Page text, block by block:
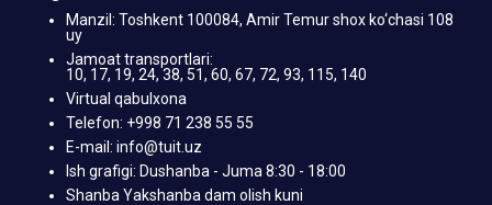
Manzil: Toshkent 100084, Amir Temur shox ko‘chasi 108
uy
Jamoat transportlari:
10, 17, 19, 24, 38, 51, 60, 67, 72, 93, 115, 140
Virtual qabulxona
Telefon: +998 71 238 55 55
E-mail: info@tuit.uz
Ish grafigi: Dushanba - Juma 8:30 - 18:00
Shanba Yakshanba dam olish kuni